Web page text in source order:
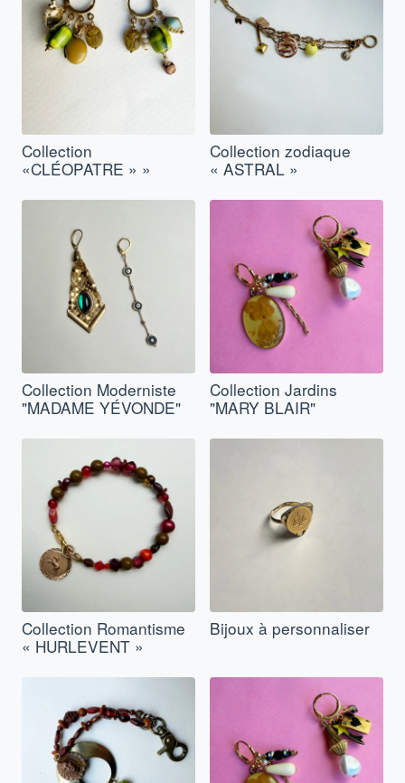
Collection
«CLÉOPATRE » »
Collection zodiaque
« ASTRAL »
Collection Moderniste
"MADAME YÉVONDE"
Collection Jardins
"MARY BLAIR"
Collection Romantisme
« HURLEVENT »
Bijoux à personnaliser